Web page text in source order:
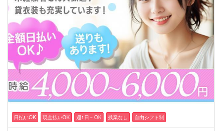
日払いOK 現金払いOK 週1日～OK 残業なし 自由シフト制